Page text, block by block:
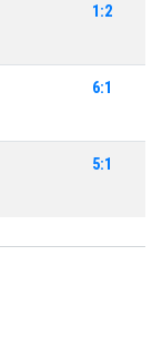
1:2
6:1
5:1